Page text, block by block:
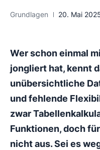
Grundlagen 20. Mai
Wer schon einmal
jongliert hat, kennt
unübersichtliche
und fehlende
zwar
Funktionen, doch
nicht aus. Sei es